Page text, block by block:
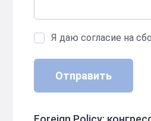
Я даю согласие на
Отправить